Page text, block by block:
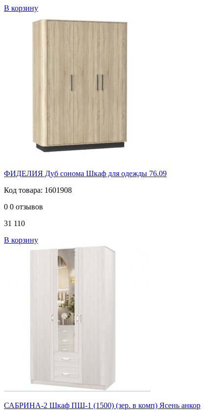
В корзину
ФИДЕЛИЯ Дуб сонома Шкаф для одежды 76.09
Код товара: 1601908
0 0 отзывов
31 110
В корзину
САБРИНА-2 Шкаф ПШ-1 (1500) (зер. в комп) Ясень анкор